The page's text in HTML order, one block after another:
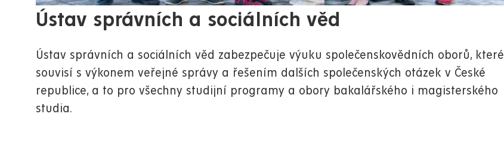
Ústav správních a sociálních věd
Ústav správních a sociálních věd zabezpečuje výuku společenskovědních oborů, které
souvisí s výkonem veřejné správy a řešením dalších společenských otázek v České
republice, a to pro všechny studijní programy a obory bakalářského i magisterského
studia.